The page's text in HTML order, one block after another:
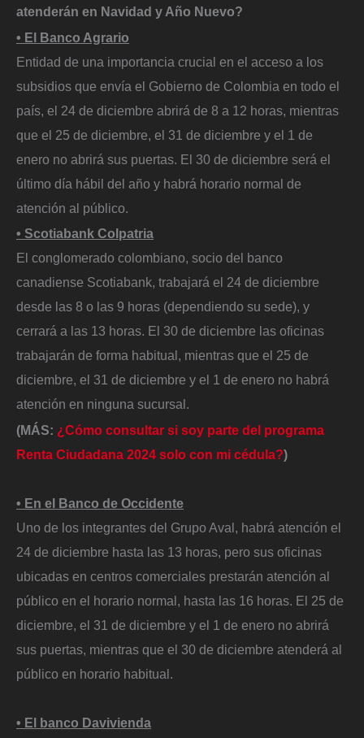
atenderán en Navidad y Año Nuevo?
• El Banco Agrario
Entidad de una importancia crucial en el acceso a los
subsidios que envía el Gobierno de Colombia en todo el
país, el 24 de diciembre abrirá de 8 a 12 horas, mientras
que el 25 de diciembre, el 31 de diciembre y el 1 de
enero no abrirá sus puertas. El 30 de diciembre será el
último día hábil del año y habrá horario normal de
atención al público.
• Scotiabank Colpatria
El conglomerado colombiano, socio del banco
canadiense Scotiabank, trabajará el 24 de diciembre
desde las 8 o las 9 horas (dependiendo su sede), y
cerrará a las 13 horas. El 30 de diciembre las oficinas
trabajarán de forma habitual, mientras que el 25 de
diciembre, el 31 de diciembre y el 1 de enero no habrá
atención en ninguna sucursal.
(MÁS: ¿Cómo consultar si soy parte del programa
Renta Ciudadana 2024 solo con mi cédula?)
• En el Banco de Occidente
Uno de los integrantes del Grupo Aval, habrá atención el
24 de diciembre hasta las 13 horas, pero sus oficinas
ubicadas en centros comerciales prestarán atención al
público en el horario normal, hasta las 16 horas. El 25 de
diciembre, el 31 de diciembre y el 1 de enero no abrirá
sus puertas, mientras que el 30 de diciembre atenderá al
público en horario habitual.
• El banco Davivienda